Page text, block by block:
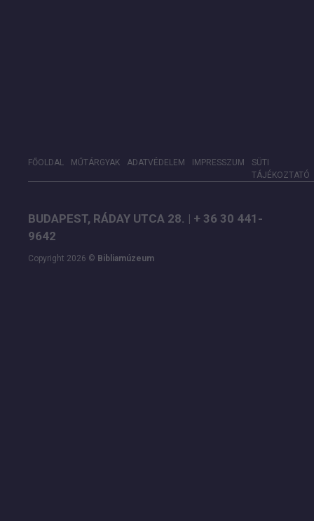
FŐOLDAL MŰTÁRGYAK ADATVÉDELEM IMPRESSZUM
SÜTI
TÁJÉKOZTATÓ
BUDAPEST, RÁDAY UTCA 28. | + 36 30 441-
9642
Copyright 2026 © Bibliamúzeum